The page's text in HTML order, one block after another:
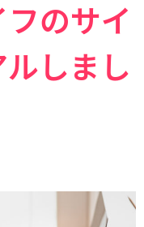
のサイ
しまし